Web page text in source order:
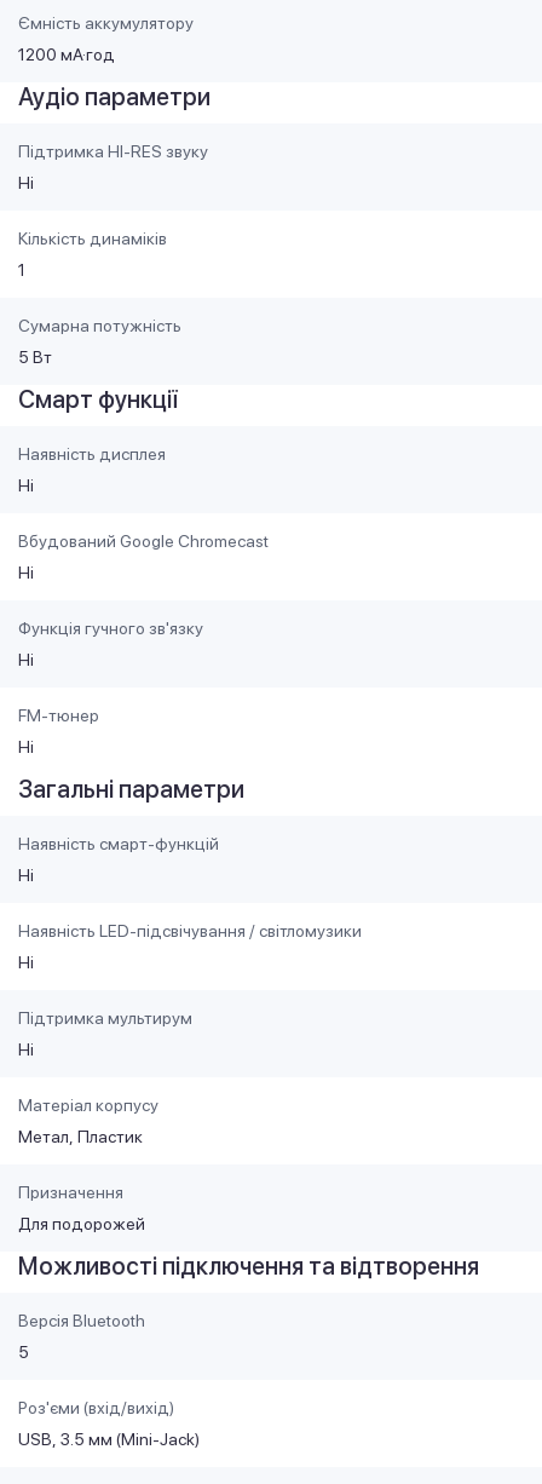
Ємність аккумулятору
1200 мА·год
Аудіо параметри
Підтримка HI-RES звуку
Ні
Кількість динаміків
1
Сумарна потужність
5 Вт
Смарт функції
Наявність дисплея
Ні
Вбудований Google Chromecast
Ні
Функція гучного зв'язку
Ні
FM-тюнер
Ні
Загальні параметри
Наявність смарт-функцій
Ні
Наявність LED-підсвічування / світломузики
Ні
Підтримка мультирум
Ні
Матеріал корпусу
Метал Пластик
Призначення
Для подорожей
Можливості підключення та відтворення
Версія Bluetooth
5
Роз'єми (вхід/вихід)
USB 3.5 мм (Mini-Jack)